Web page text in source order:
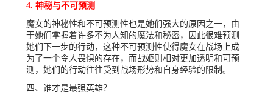
4. 神秘与不可预测
魔女的神秘性和不可预测性也是她们强大的原因之一，由
于她们掌握着许多不为人知的魔法和秘密，因此很难预测
她们下一步的行动，这种不可预测性使得魔女在战场上成
为了一个令人畏惧的存在，而战姬则相对更加透明和可预
测，她们的行动往往受到战场形势和自身经验的限制。
四、谁才是最强英雄？